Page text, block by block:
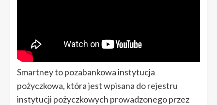
Smartney to pozabankowa instytucja
pożyczkowa, która jest wpisana do rejestru
instytucji pożyczkowych prowadzonego przez